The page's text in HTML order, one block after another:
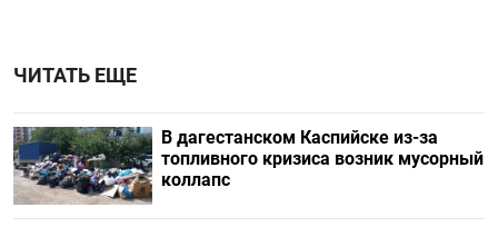
ЧИТАТЬ ЕЩЕ
В дагестанском Каспийске из-за
топливного кризиса возник мусорный
коллапс